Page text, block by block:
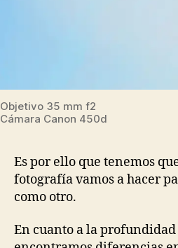
Objetivo 35 mm f2
Cámara Canon 450d
Es por ello que tenemos
fotografía vamos a hacer
como otro.
En cuanto a la